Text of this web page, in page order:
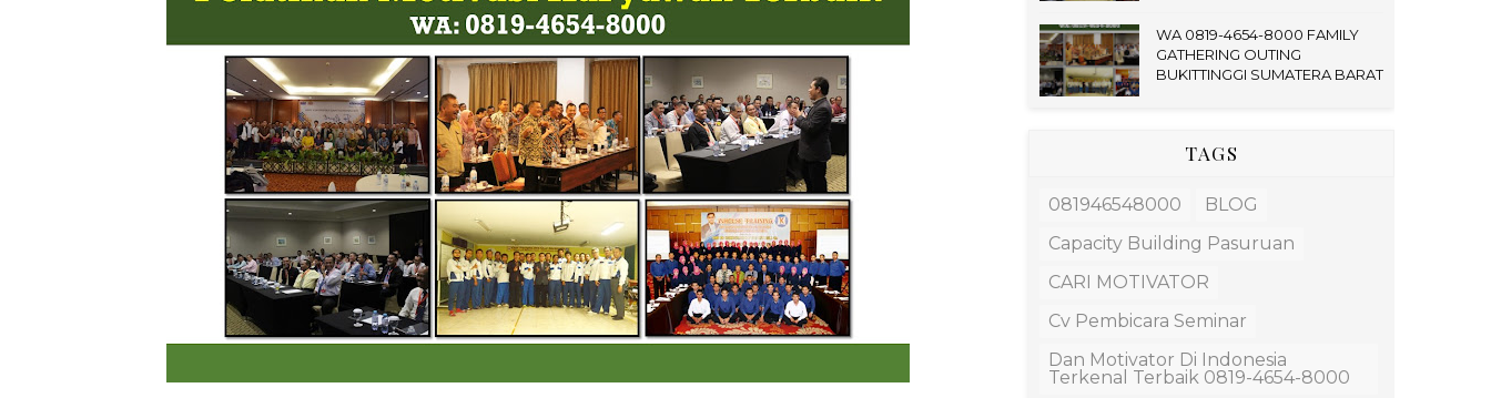
WA 0819-4654-8000 FAMILY
GATHERING OUTING
BUKITTINGGI SUMATERA BARAT
TAGS
081946548000
BLOG
Capacity Building Pasuruan
CARI MOTIVATOR
Cv Pembicara Seminar
Dan Motivator Di Indonesia
Terkenal Terbaik 0819-4654-8000